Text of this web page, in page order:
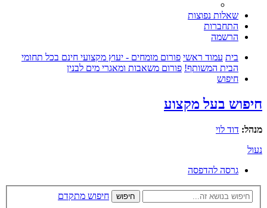
שאלות נפוצות
התחברות
הרשמה
בית עמוד ראשי פורום מומחים - יעוץ מקצועי חינם בכל תחומי
הבית המשותף! פורום משאבות ומאגרי מים לבנין
חיפוש
חיפוש בעל מקצוע
מנהל: דוד לוי
נעול
גרסה להדפסה
חיפוש חיפוש מתקדם